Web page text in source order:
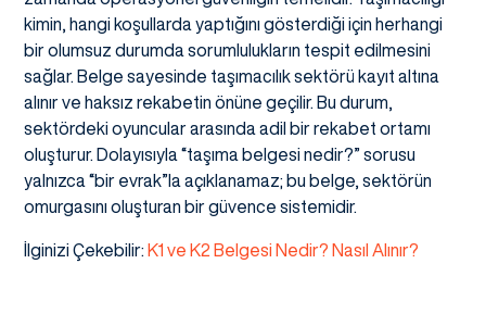
kimin, hangi koşullarda yaptığını gösterdiği için herhangi
bir olumsuz durumda sorumlulukların tespit edilmesini
sağlar. Belge sayesinde taşımacılık sektörü kayıt altına
alınır ve haksız rekabetin önüne geçilir. Bu durum,
sektördeki oyuncular arasında adil bir rekabet ortamı
oluşturur. Dolayısıyla “taşıma belgesi nedir?” sorusu
yalnızca “bir evrak”la açıklanamaz; bu belge, sektörün
omurgasını oluşturan bir güvence sistemidir.
İlginizi Çekebilir: K1 ve K2 Belgesi Nedir? Nasıl Alınır?